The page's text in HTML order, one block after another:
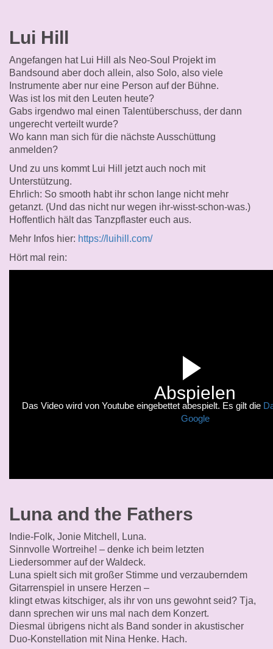
Lui Hill
Angefangen hat Lui Hill als Neo-Soul Projekt im
Bandsound aber doch allein, also Solo, also viele
Instrumente aber nur eine Person auf der Bühne.
Was ist los mit den Leuten heute?
Gabs irgendwo mal einen Talentüberschuss, der dann
ungerecht verteilt wurde?
Wo kann man sich für die nächste Ausschüttung
anmelden?
Und zu uns kommt Lui Hill jetzt auch noch mit
Unterstützung.
Ehrlich: So smooth habt ihr schon lange nicht mehr
getanzt. (Und das nicht nur wegen ihr-wisst-schon-was.)
Hoffentlich hält das Tanzpflaster euch aus.
Mehr Infos hier: https://luihill.com/
Hört mal rein:
Abspielen
Das Video wird von Youtube eingebettet abespielt. Es gilt die
Google
Luna and the Fathers
Indie-Folk, Jonie Mitchell, Luna.
Sinnvolle Wortreihe! – denke ich beim letzten
Liedersommer auf der Waldeck.
Luna spielt sich mit großer Stimme und verzauberndem
Gitarrenspiel in unsere Herzen –
klingt etwas kitschiger, als ihr von uns gewohnt seid? Tja,
dann sprechen wir uns mal nach dem Konzert.
Diesmal übrigens nicht als Band sonder in akustischer
Duo-Konstellation mit Nina Henke. Hach.